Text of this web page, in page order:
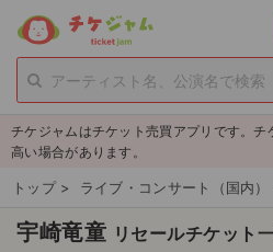
person_add 新規会員登録
チケットを探す
新着チケット
値下げしたチケット
チケジャムはチケット売買アプリです。
高い場合があります。
トップ > ライブ・コンサート（国内）
宇崎竜童 リセールチケット